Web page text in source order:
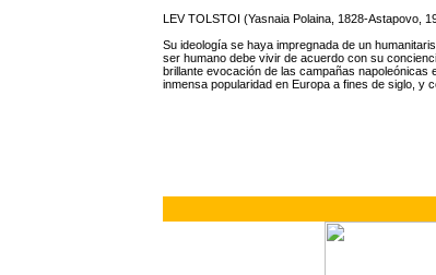
LEV TOLSTOI (Yasnaia Polaina, 1828-Astapovo,
Su ideología se haya impregnada de un
ser humano debe vivir de acuerdo con su
brillante evocación de las campañas napoleónicas
inmensa popularidad en Europa a fines de siglo, y